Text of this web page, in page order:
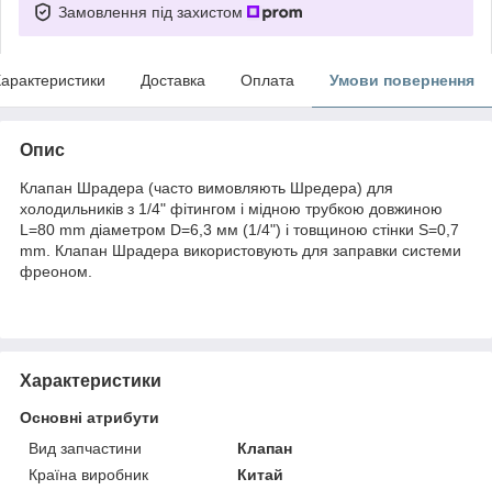
Замовлення під захистом
Доставка Оплата Умови повернення
Опис
Клапан Шрадера (часто вимовляють Шредера) для
холодильників з 1/4" фітингом і мідною трубкою довжиною
L=80 mm діаметром D=6,3 мм (1/4") і товщиною стінки S=0,7
mm. Клапан Шрадера використовують для заправки системи
фреоном.
Характеристики
Основні атрибути
Вид запчастини
Клапан
Країна виробник
Китай